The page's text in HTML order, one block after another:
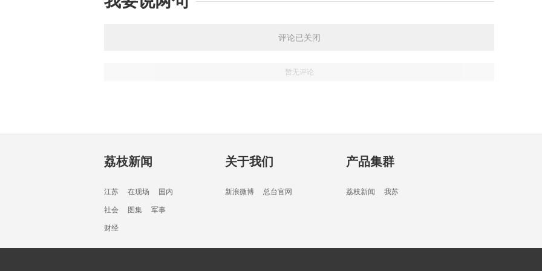
评论已关闭
暂无评论
荔枝新闻
江苏 在现场 国内
社会 图集 军事
财经
关于我们
新浪微博 总台官网
产品集群
荔枝新闻 我苏